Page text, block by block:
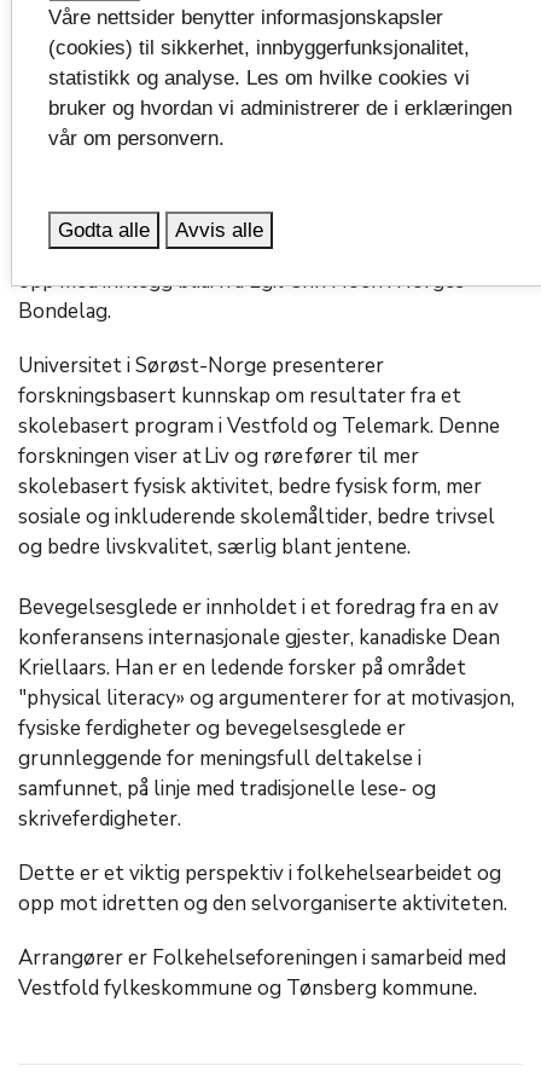
Dag 2: Matsystemer og
bevegelsesglede
Konferansens andre dag handler om matsystemer og
matsystemet og de utfordringene som vi sammen må
løse for en bærekraftig matproduksjon. Temaet følges
opp med innlegg bl.a. fra Egil Chr. Hoen i Norges
Bondelag.
Universitet i Sørøst-Norge presenterer
forskningsbasert kunnskap om resultater fra et
skolebasert program i Vestfold og Telemark. Denne
forskningen viser at Liv og røre fører til mer
skolebasert fysisk aktivitet, bedre fysisk form, mer
sosiale og inkluderende skolemåltider, bedre trivsel
og bedre livskvalitet, særlig blant jentene.
Bevegelsesglede er innholdet i et foredrag fra en av
konferansens internasjonale gjester, kanadiske Dean
Kriellaars. Han er en ledende forsker på området
"physical literacy» og argumenterer for at motivasjon,
fysiske ferdigheter og bevegelsesglede er
grunnleggende for meningsfull deltakelse i
samfunnet, på linje med tradisjonelle lese- og
skriveferdigheter.
Dette er et viktig perspektiv i folkehelsearbeidet og
opp mot idretten og den selvorganiserte aktiviteten.
Arrangører er Folkehelseforeningen i samarbeid med
Vestfold fylkeskommune og Tønsberg kommune.
Våre nettsider benytter informasjonskapsler
(cookies) til sikkerhet, innbyggerfunksjonalitet,
statistikk og analyse. Les om hvilke cookies vi
bruker og hvordan vi administrerer de i erklæringen
vår om personvern.
Godta alle Avvis alle